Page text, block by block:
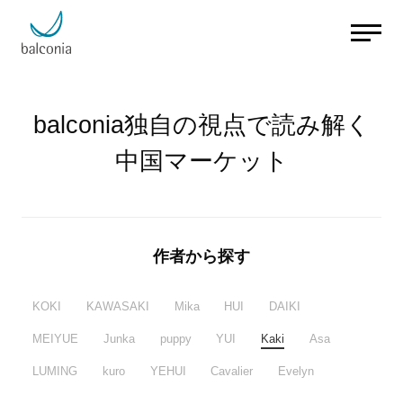
balconia独自の視点で読み解く
中国マーケット
作者から探す
KOKI KAWASAKI Mika HUI DAIKI
MEIYUE Junka puppy YUI Kaki Asa
LUMING kuro YEHUI Cavalier Evelyn